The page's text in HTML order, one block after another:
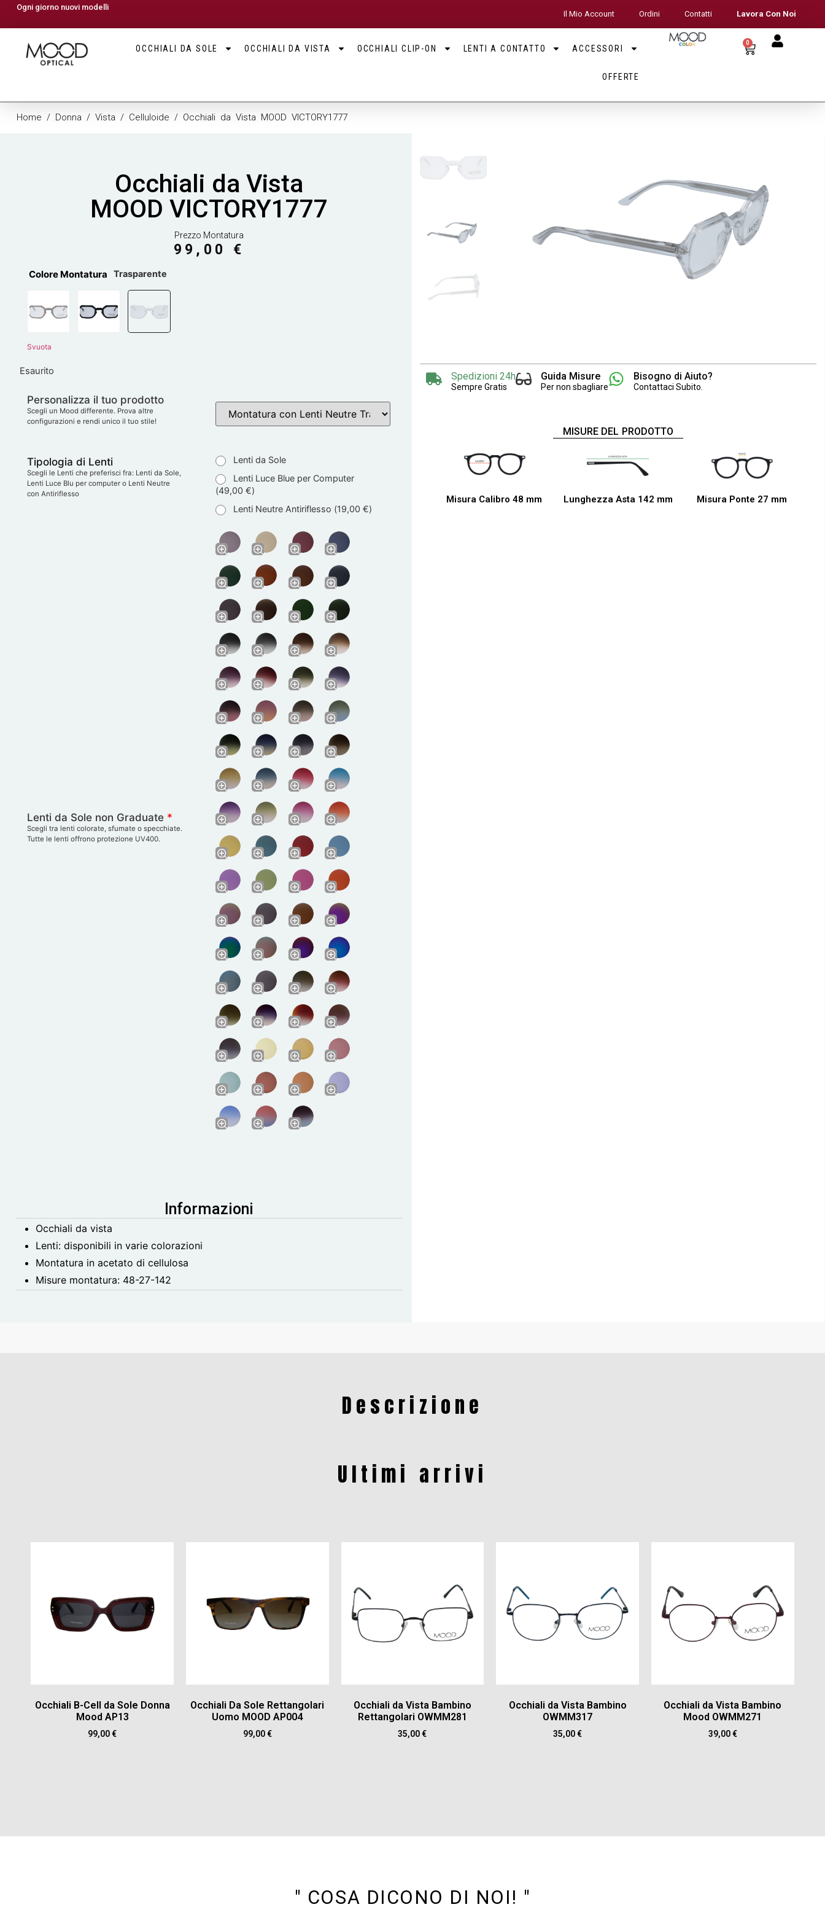
Ogni giorno nuovi modelli
Il Mio Account Ordini Contatti Lavora Con Noi
OCCHIALI DA SOLE OCCHIALI DA VISTA OCCHIALI CLIP-ON LENTI A CONTATTO ACCESSORI
OFFERTE
0
Home / Donna / Vista / Celluloide / Occhiali da Vista MOOD VICTORY1777
Occhiali da Vista
MOOD VICTORY1777
Prezzo Montatura
99,00 €
Colore Montatura Trasparente
Svuota
Esaurito
Personalizza il tuo prodotto
Scegli un Mood differente. Prova altre
configurazioni e rendi unico il tuo stile!
Tipologia di Lenti
Scegli le Lenti che preferisci fra: Lenti da Sole,
Lenti Luce Blu per computer o Lenti Neutre
con Antiriflesso
Lenti da Sole
Lenti Luce Blue per Computer
(49,00 €)
Lenti Neutre Antiriflesso (19,00 €)
Lenti da Sole non Graduate *
Scegli tra lenti colorate, sfumate o specchiate.
Tutte le lenti offrono protezione UV400.
Informazioni
Occhiali da vista
Lenti: disponibili in varie colorazioni
Montatura in acetato di cellulosa
Misure montatura: 48-27-142
Spedizioni 24h
Sempre Gratis
Guida Misure
Per non sbagliare
Bisogno di Aiuto?
Contattaci Subito.
MISURE DEL PRODOTTO
Misura Calibro 48 mm Lunghezza Asta 142 mm Misura Ponte 27 mm
Descrizione
Ultimi arrivi
Occhiali B-Cell da Sole Donna
Mood AP13
99,00€
Occhiali Da Sole Rettangolari
Uomo MOOD AP004
99,00€
Occhiali da Vista Bambino
Rettangolari OWMM281
35,00€
Occhiali da Vista Bambino
OWMM317
35,00€
Occhiali da Vista Bambino
Mood OWMM271
39,00€
" COSA DICONO DI NOI! "